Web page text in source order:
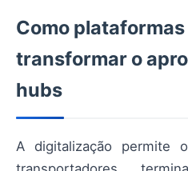
Como
transformar o
hubs
A digitalização permite